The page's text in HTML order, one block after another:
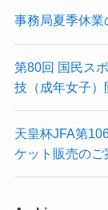
事務局夏季休業
第80回 国民ス
技（成年女子）
天皇杯JFA第
ケット販売のご